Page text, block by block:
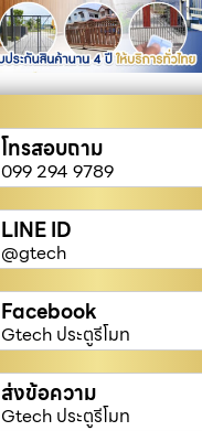
โทรสอบถาม
099 294 9789
LINE ID
@gtech
Facebook
Gtech ประตูรีโมท
ส่งข้อความ
Gtech ประตูรีโมท